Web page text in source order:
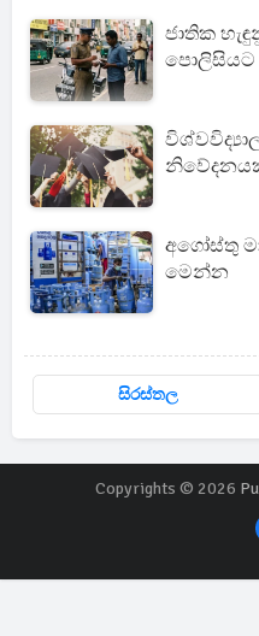
ජාතික
පොලිසියට
අගෝස්තු
මෙන්න
සිරස්තල
Copyrights © 2026